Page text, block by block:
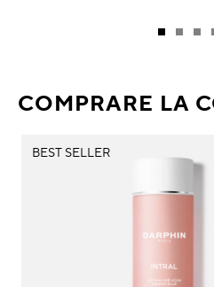
COMPRARE LA
BEST SELLER